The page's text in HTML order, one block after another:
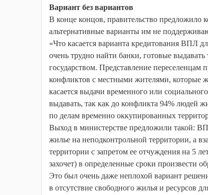
Вариант без вариантов
В конце концов, правительство
альтернативные варианты им не
«Что касается варианта кредитования ВПЛ
очень трудно найти банки, готовые
государством. Представление переселенцам
конфликтов с местными жителями, которые
касается выдачи временного или
выдавать, так как до конфликта 94% людей
по делам временно оккупированных
Выход в министерстве предложили такой:
жилье на неподконтрольной территории, а
территории с запретом ее отчуждения на 5
захочет) в определенные сроки произвести
Это был очень даже неплохой вариант
в отсутствие свободного жилья и ресурсов